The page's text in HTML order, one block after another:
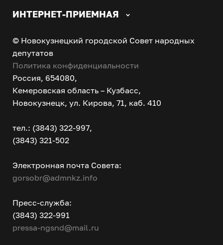
ИНТЕРНЕТ-ПРИЕМНАЯ
© Новокузнецкий городской Совет народных
депутатов
Политика конфиденциальности
Россия, 654080,
Кемеровская область – Кузбасс,
Новокузнецк, ул. Кирова, 71, каб. 410
тел.: (3843) 322-997,
(3843) 321-502
Электронная почта Совета:
gorsobr@admnkz.info
Пресс-служба:
(3843) 322-991
pressa-ngsnd@mail.ru